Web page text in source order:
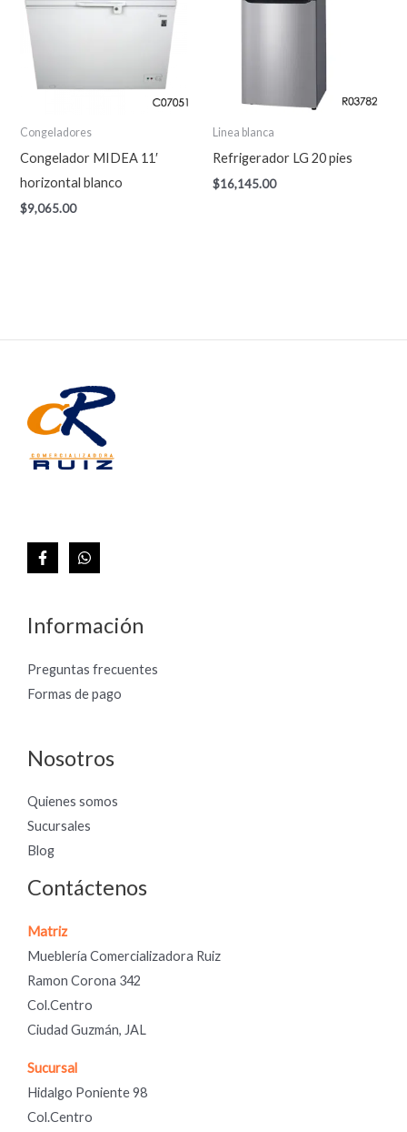
Congeladores
Congelador MIDEA 11′
horizontal blanco
$9,065.00
Linea blanca
Refrigerador LG 20 pies
$16,145.00
Información
Preguntas frecuentes
Formas de pago
Nosotros
Quienes somos
Sucursales
Blog
Contáctenos
Matriz
Mueblería Comercializadora Ruiz
Ramon Corona 342
Col.Centro
Ciudad Guzmán, JAL
Sucursal
Hidalgo Poniente 98
Col.Centro